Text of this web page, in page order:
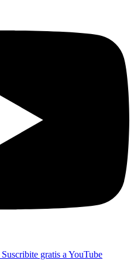
Suscribite gratis a YouTube